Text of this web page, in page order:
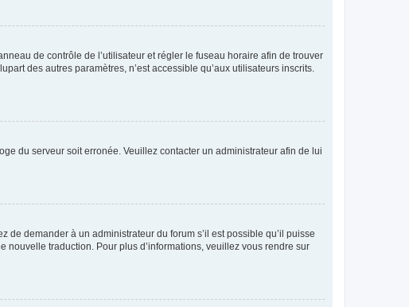
de contrôle de l’utilisateur et régler le fuseau horaire afin de trouver
des autres paramètres, n’est accessible qu’aux utilisateurs inscrits.
du serveur soit erronée. Veuillez contacter un administrateur afin de lui
demander à un administrateur du forum s’il est possible qu’il puisse
traduction. Pour plus d’informations, veuillez vous rendre sur